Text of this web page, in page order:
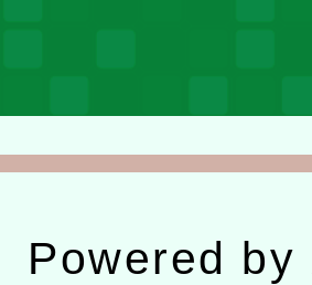
Powered by